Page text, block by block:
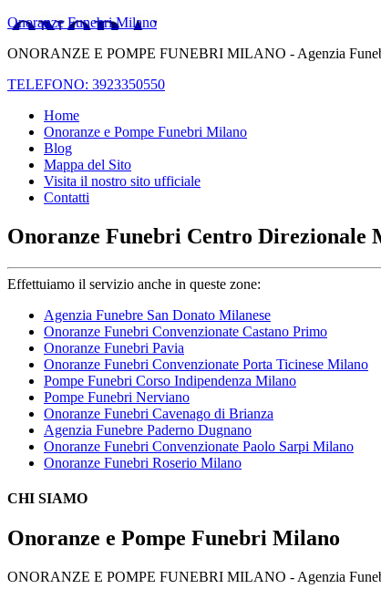
Onoranze Funebri Milano
ONORANZE E POMPE FUNEBRI MILANO - Agenzia
TELEFONO: 3923350550
Home
Onoranze e Pompe Funebri Milano
Blog
Mappa del Sito
Visita il nostro sito ufficiale
Contatti
Onoranze Funebri Centro Direzionale
Effettuiamo il servizio anche in queste zone:
Agenzia Funebre San Donato Milanese
Onoranze Funebri Convenzionate Castano Primo
Onoranze Funebri Pavia
Onoranze Funebri Convenzionate Porta Ticinese Milano
Pompe Funebri Corso Indipendenza Milano
Pompe Funebri Nerviano
Onoranze Funebri Cavenago di Brianza
Agenzia Funebre Paderno Dugnano
Onoranze Funebri Convenzionate Paolo Sarpi Milano
Onoranze Funebri Roserio Milano
CHI SIAMO
Onoranze e Pompe Funebri Milano
ONORANZE E POMPE FUNEBRI MILANO - Agenzia